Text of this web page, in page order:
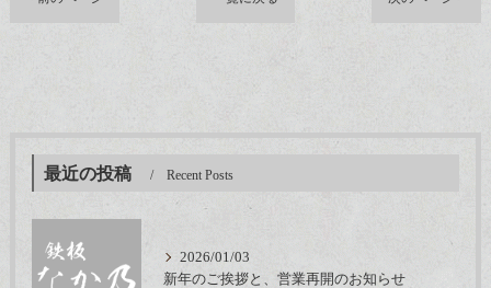
最近の投稿 Recent Posts
2026/01/03
新年のご挨拶と、営業再開のお知らせ